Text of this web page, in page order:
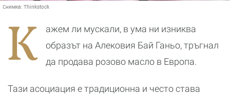
Снимка: Thinkstock
К
ажем ли мускали, в ума ни изниква
образът на Алековия Бай Ганьо, тръгнал
да продава розово масло в Европа.
Тази асоциация е традиционна и често става